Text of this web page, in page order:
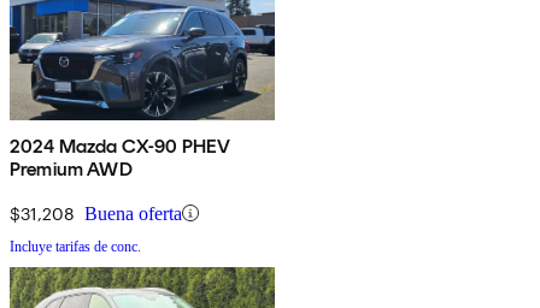
2024 Mazda CX-90 PHEV
Premium AWD
$31,208 Buena oferta
Incluye tarifas de conc.